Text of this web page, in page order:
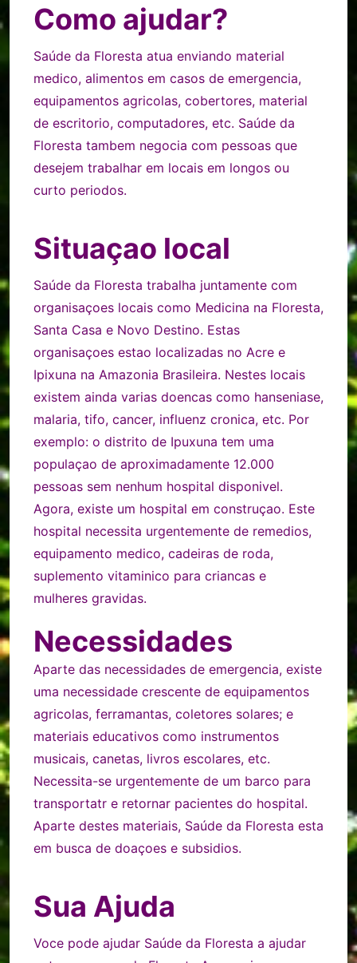
Como ajudar?
Saúde da Floresta atua enviando material
medico, alimentos em casos de emergencia,
equipamentos agricolas, cobertores, material
de escritorio, computadores, etc. Saúde da
Floresta tambem negocia com pessoas que
desejem trabalhar em locais em longos ou
curto periodos.
Situaçao local
Saúde da Floresta trabalha juntamente com
organisaçoes locais como Medicina na Floresta,
Santa Casa e Novo Destino. Estas
organisaçoes estao localizadas no Acre e
Ipixuna na Amazonia Brasileira. Nestes locais
existem ainda varias doencas como hanseniase,
malaria, tifo, cancer, influenz cronica, etc. Por
exemplo: o distrito de Ipuxuna tem uma
populaçao de aproximadamente 12.000
pessoas sem nenhum hospital disponivel.
Agora, existe um hospital em construçao. Este
hospital necessita urgentemente de remedios,
equipamento medico, cadeiras de roda,
suplemento vitaminico para criancas e
mulheres gravidas.
Necessidades
Aparte das necessidades de emergencia, existe
uma necessidade crescente de equipamentos
agricolas, ferramantas, coletores solares; e
materiais educativos como instrumentos
musicais, canetas, livros escolares, etc.
Necessita-se urgentemente de um barco para
transportatr e retornar pacientes do hospital.
Aparte destes materiais, Saúde da Floresta esta
em busca de doaçoes e subsidios.
Sua Ajuda
Voce pode ajudar Saúde da Floresta a ajudar